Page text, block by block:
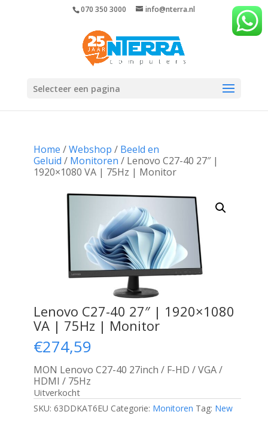
070 350 3000 info@nterra.nl
Selecteer een pagina
Home /Webshop / Beeld en
Geluid / Monitoren / Lenovo C27-40 27″ |
1920×1080 VA | 75Hz | Monitor
Lenovo C27-40 27″ | 1920×1080
VA | 75Hz | Monitor
€274,59
MON Lenovo C27-40 27inch / F-HD / VGA /
HDMI / 75Hz
Uitverkocht
SKU: 63DDKAT6EU Categorie: Monitoren Tag: New